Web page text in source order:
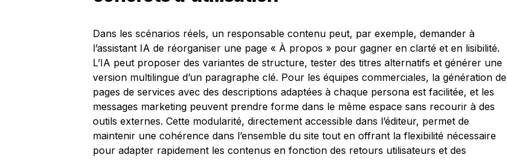
Dans les scénarios réels, un responsable contenu peut, par exemple, demander à
l’assistant IA de réorganiser une page « À propos » pour gagner en clarté et en lisibilité.
L’IA peut proposer des variantes de structure, tester des titres alternatifs et générer une
version multilingue d’un paragraphe clé. Pour les équipes commerciales, la génération de
pages de services avec des descriptions adaptées à chaque persona est facilitée, et les
messages marketing peuvent prendre forme dans le même espace sans recourir à des
outils externes. Cette modularité, directement accessible dans l’éditeur, permet de
maintenir une cohérence dans l’ensemble du site tout en offrant la flexibilité nécessaire
pour adapter rapidement les contenus en fonction des retours utilisateurs et des